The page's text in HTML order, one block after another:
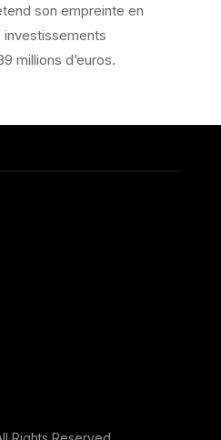
son empreinte en
investissements
millions d’euros.